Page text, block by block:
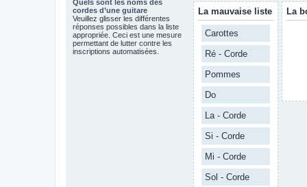
Quels sont les noms des
cordes d’une guitare
Veuillez glisser les différentes
réponses possibles dans la liste
appropriée. Ceci est une mesure
permettant de lutter contre les
inscriptions automatisées.
La mauvaise liste
Carottes
Ré - Corde
Pommes
Do
La - Corde
Si - Corde
Mi - Corde
Sol - Corde
La